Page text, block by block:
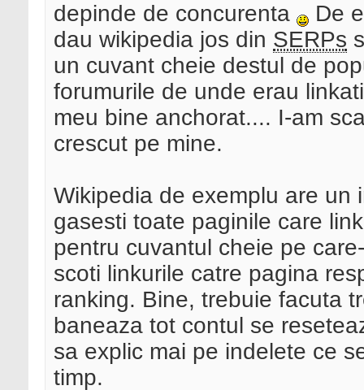
depinde de concurenta
De
dau wikipedia jos din SERPs
un cuvant cheie destul de
forumurile de unde erau
meu bine anchorat.... I-am
crescut pe mine.
Wikipedia de exemplu are un
gasesti toate paginile care
pentru cuvantul cheie pe
scoti linkurile catre pagina
ranking. Bine, trebuie facuta
baneaza tot contul se
sa explic mai pe indelete ce
timp.